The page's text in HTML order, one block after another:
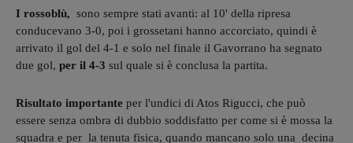
I rossoblù, sono sempre stati avanti: al 10' della ripresa
conducevano 3-0, poi i grossetani hanno accorciato, quindi è
arrivato il gol del 4-1 e solo nel finale il Gavorrano ha segnato
due gol, per il 4-3 sul quale si è conclusa la partita.
Risultato importante per l'undici di Atos Rigucci, che può
essere senza ombra di dubbio soddisfatto per come si è mossa la
squadra e per la tenuta fisica, quando mancano solo una decina